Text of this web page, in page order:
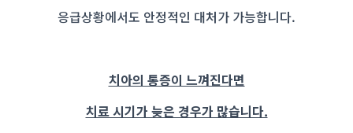
응급상황에서도 안정적인 대처가 가능합니다.
치아의 통증이 느껴진다면
치료 시기가 늦은 경우가 많습니다.